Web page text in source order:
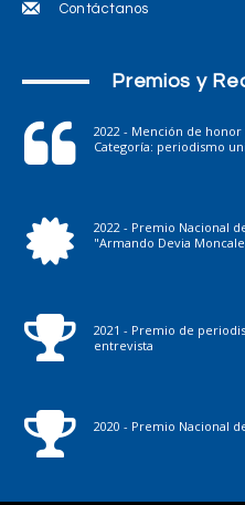
Contáctanos
Premios y
2022 - Mención de
Categoría: periodismo
2022 - Premio Nacional
"Armando Devia
2021 - Premio de
entrevista
2020 - Premio Nacional